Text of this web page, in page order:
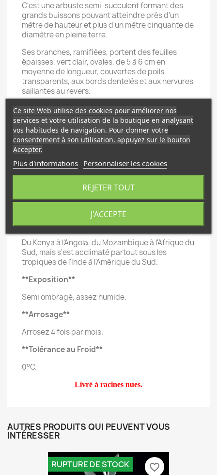
C'est une arbuste semi-succulent formant des
grands buissons pouvant atteindre près d'un
mètre de hauteur et plus d'un mètre cinquante de
diamètre en pleine terre.
Ses branches, ramifiées, portent des feuilles
épaisses, vert clair, ovales, de 5 à 6 cm en
moyenne de longueur, couvertes de poils
transparents, aux bords dentelés et aux nervures
saillantes au revers.
Petites fleurs en grappes, fortement poilues de
rose, lilas à bleue, violet.
Peut s'utiliser comme herbe aromatique et en
tisanes.
Très forte odeur agréable entre le thym et la
**Habitat**
Du Kenya à l'Angola, du Mozambique à l'Afrique du
Sud, mais s'est acclimaté partout sous les
tropiques de l'Inde à l'Amérique du Sud.
**Exposition**
Semi ombragé, assez humide.
**Arrosage**
Arrosez 4 fois par mois.
**Tolérance au Froid**
0°C.
Livré à racines nues.
AUTRES PRODUITS QUI PEUVENT VOUS
INTÉRESSER
RUPTURE DE STOCK favorite_border
Ce site Web utilise des cookies pour améliorer nos
services et votre utilisation de la boutique en analysant
vos habitudes de navigation. Pour donner votre
consentement à son utilisation, appuyez sur le bouton
Accepter.
Plus d'informations Personnaliser les cookies
REJETER TOUT
J'ACCEPTE